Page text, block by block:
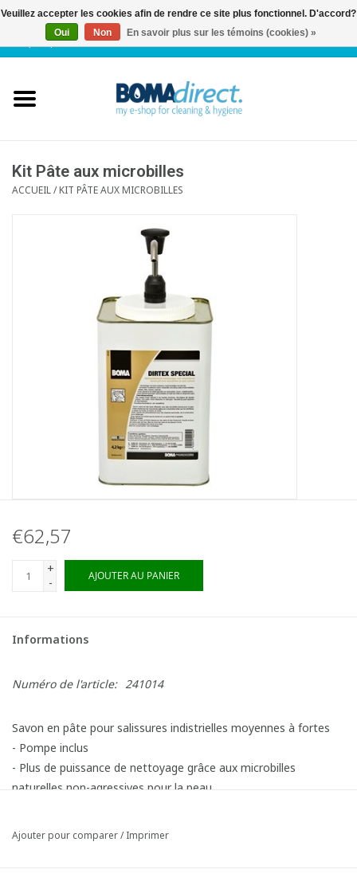
FR| 0 Articles
Service client
Kit Pâte aux microbilles
ACCUEIL/KIT PÂTE AUX MICROBILLES
€62,57
+
-
AJOUTER AU PANIER
Informations
Numéro de l'article: 241014
Savon en pâte pour salissures indistrielles moyennes à fortes
- Pompe inclus
- Plus de puissance de nettoyage grâce aux microbilles
naturelles non-agressives pour la peau
- A utiliser sur des mains humides
Ajouter pour comparer/Imprimer
Veuillez accepter les cookies afin de rendre ce site plus fonctionnel. D'accord?
Oui
Non En savoir plus sur les témoins (cookies) »